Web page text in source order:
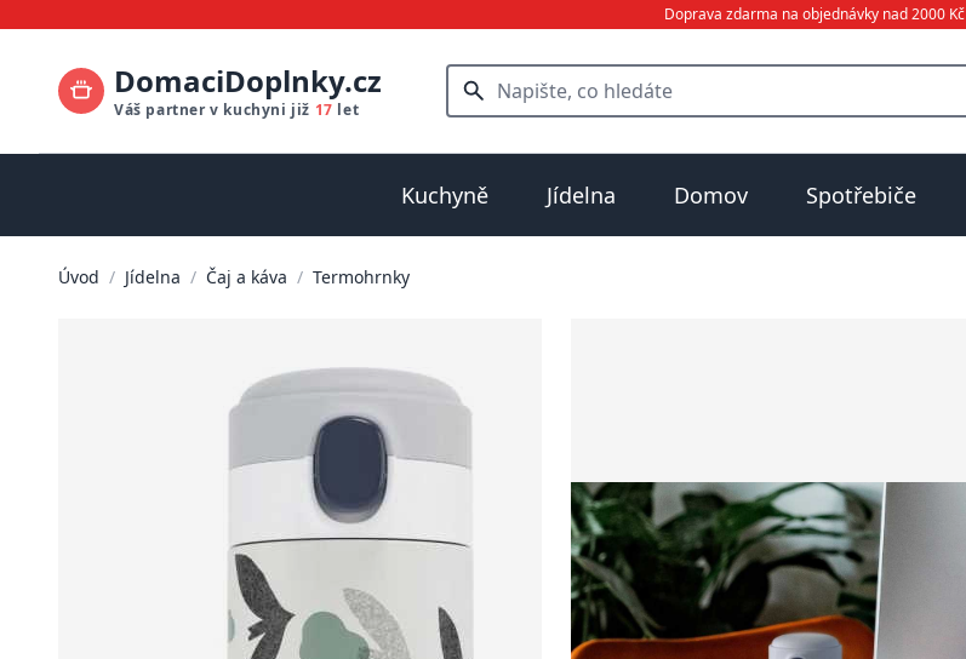
Doprava zdarma na objednávky nad 2000 Kč
DomaciDoplnky.cz
Váš partner v kuchyni již 17 let
Kuchyně Jídelna Domov Spotřebiče
Úvod / Jídelna / Čaj a káva / Termohrnky